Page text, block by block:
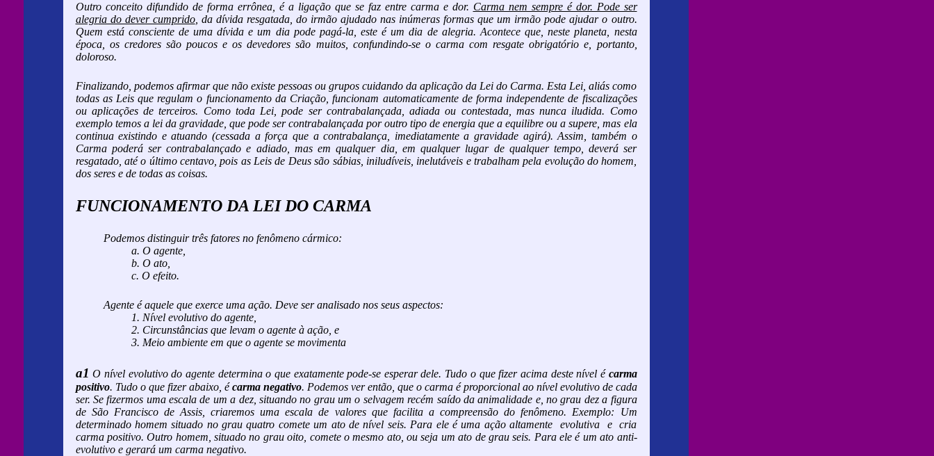
Outro conceito difundido de forma errônea, é a ligação que se faz entre carma e dor. Carma nem sempre é dor. Pode ser
alegria do dever cumprido, da dívida resgatada, do irmão ajudado nas inúmeras formas que um irmão pode ajudar o outro.
Quem está consciente de uma dívida e um dia pode pagá-la, este é um dia de alegria. Acontece que, neste planeta, nesta
época, os credores são poucos e os devedores são muitos, confundindo-se o carma com resgate obrigatório e, portanto,
doloroso.
Finalizando, podemos afirmar que não existe pessoas ou grupos cuidando da aplicação da Lei do Carma. Esta Lei, aliás como
todas as Leis que regulam o funcionamento da Criação, funcionam automaticamente de forma independente de fiscalizações
ou aplicações de terceiros. Como toda Lei, pode ser contrabalançada, adiada ou contestada, mas nunca iludida. Como
exemplo temos a lei da gravidade, que pode ser contrabalançada por outro tipo de energia que a equilibre ou a supere, mas ela
continua existindo e atuando (cessada a força que a contrabalança, imediatamente a gravidade agirá). Assim, também o
Carma poderá ser contrabalançado e adiado, mas em qualquer dia, em qualquer lugar de qualquer tempo, deverá ser
resgatado, até o último centavo, pois as Leis de Deus são sábias, iniludíveis, inelutáveis e trabalham pela evolução do homem,
dos seres e de todas as coisas.
FUNCIONAMENTO DA LEI DO CARMA
Podemos distinguir três fatores no fenômeno cármico:
a. O agente,
b. O ato,
c. O efeito.
Agente é aquele que exerce uma ação. Deve ser analisado nos seus aspectos:
1. Nível evolutivo do agente,
2. Circunstâncias que levam o agente à ação, e
3. Meio ambiente em que o agente se movimenta
a1 O nível evolutivo do agente determina o que exatamente pode-se esperar dele. Tudo o que fizer acima deste nível é carma
positivo. Tudo o que fizer abaixo, écarma negativo. Podemos ver então, que o carma é proporcional ao nível evolutivo de cada
ser. Se fizermos uma escala de um a dez, situando no grau um o selvagem recém saído da animalidade e, no grau dez a figura
de São Francisco de Assis, criaremos uma escala de valores que facilita a compreensão do fenômeno. Exemplo: Um
determinado homem situado no grau quatro comete um ato de nível seis. Para ele é uma ação altamente evolutiva e cria
carma positivo. Outro homem, situado no grau oito, comete o mesmo ato, ou seja um ato de grau seis. Para ele é um ato anti-
evolutivo e gerará um carma negativo.